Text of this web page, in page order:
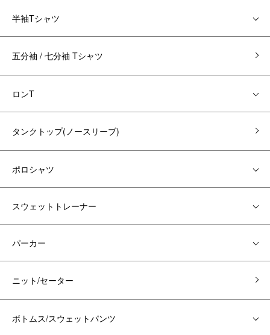
半袖Tシャツ
五分袖 / 七分袖 Tシャツ
ロンT
タンクトップ(ノースリーブ)
ポロシャツ
スウェットトレーナー
パーカー
ニット/セーター
ボトムス/スウェットパンツ